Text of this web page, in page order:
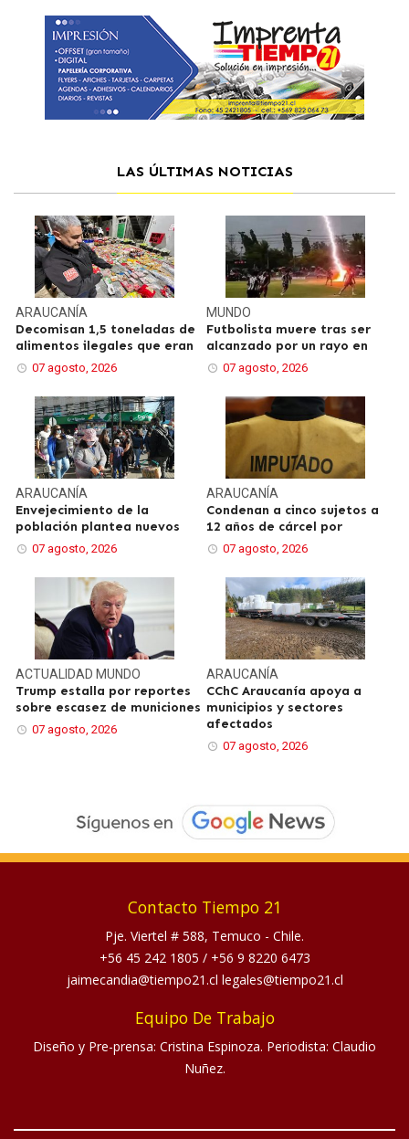
LAS ÚLTIMAS NOTICIAS
ARAUCANÍA
Decomisan 1,5 toneladas de
alimentos ilegales que eran
07 agosto, 2026
MUNDO
Futbolista muere tras ser
alcanzado por un rayo en
07 agosto, 2026
ARAUCANÍA
Envejecimiento de la
población plantea nuevos
07 agosto, 2026
ARAUCANÍA
Condenan a cinco sujetos a
12 años de cárcel por
07 agosto, 2026
ACTUALIDAD MUNDO
Trump estalla por reportes
sobre escasez de municiones
07 agosto, 2026
ARAUCANÍA
CChC Araucanía apoya a
municipios y sectores
afectados
07 agosto, 2026
Contacto Tiempo 21
Pje. Viertel # 588, Temuco - Chile.
+56 45 242 1805 / +56 9 8220 6473
jaimecandia@tiempo21.cl legales@tiempo21.cl
Equipo De Trabajo
Diseño y Pre-prensa: Cristina Espinoza. Periodista: Claudio
Nuñez.